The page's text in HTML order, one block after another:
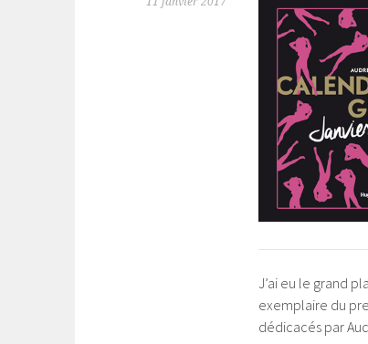
J’ai eu le grand
exemplaire du
dédicacés par